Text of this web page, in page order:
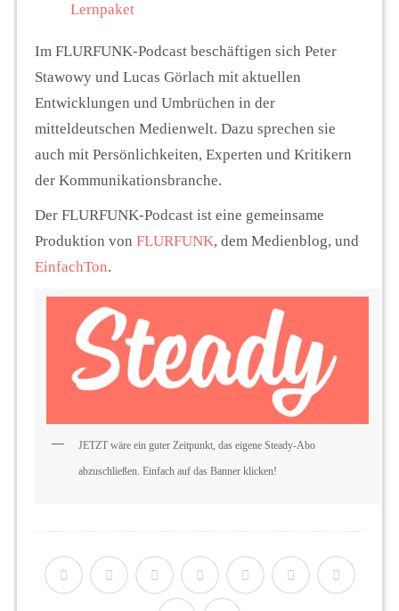
Lernpaket
Im FLURFUNK-Podcast beschäftigen sich Peter
Stawowy und Lucas Görlach mit aktuellen
Entwicklungen und Umbrüchen in der
mitteldeutschen Medienwelt. Dazu sprechen sie
auch mit Persönlichkeiten, Experten und Kritikern
der Kommunikationsbranche.
Der FLURFUNK-Podcast ist eine gemeinsame
Produktion von FLURFUNK, dem Medienblog, und
EinfachTon.
JETZT wäre ein guter Zeitpunkt, das eigene Steady-Abo
abzuschließen. Einfach auf das Banner klicken!